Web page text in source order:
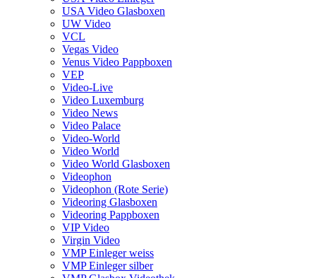
USA Video Glasboxen
UW Video
VCL
Vegas Video
Venus Video Pappboxen
VEP
Video-Live
Video Luxemburg
Video News
Video Palace
Video-World
Video World
Video World Glasboxen
Videophon
Videophon (Rote Serie)
Videoring Glasboxen
Videoring Pappboxen
VIP Video
Virgin Video
VMP Einleger weiss
VMP Einleger silber